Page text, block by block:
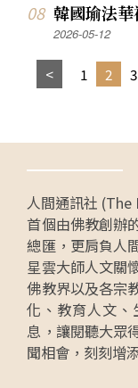
韓國瑜法
2026-05-12
1 2 3
人間通訊社
首個由佛教創辦
總匯，更肩負人
星雲大師人文關
佛教界以及各宗
化、教育人文、
息，讓閱聽大眾
聞相會，刻刻增